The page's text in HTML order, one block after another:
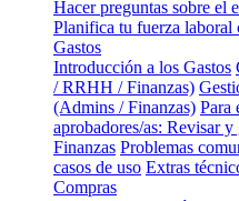
Hacer preguntas sobre el
Planifica tu fuerza laboral
Gastos
Introducción a los Gastos
/ RRHH / Finanzas)
(Admins / Finanzas) Para
aprobadores/as: Revisar y
Finanzas Problemas
casos de uso Extras
Compras